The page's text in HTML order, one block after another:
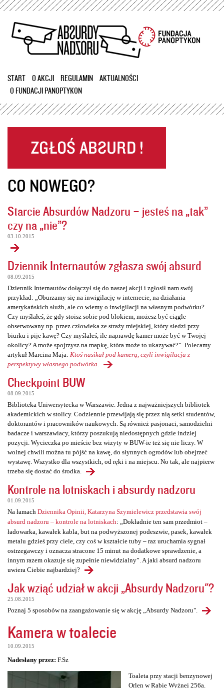
Przejdź
treści
START O AKCJI REGULAMIN
AKTUALNOŚCI
O FUNDACJI PANOPTYKON
CO NOWEGO?
Starcie Absurdów Nadzoru – jesteś na „tak”
czy na „nie”?
03.10.2015
Dziennik Internautów zgłasza swój absurd
08.09.2015
Dziennik Internautów dołączył się do naszej akcji i zgłosił nam swój
przykład: „Oburzamy się na inwigilację w internecie, na działania
amerykańskich służb, ale co wiemy o inwigilacji na własnym podwórku?
Czy myślałeś, że gdy stoisz sobie pod blokiem, możesz być ciągle
obserwowany np. przez człowieka ze straży miejskiej, który siedzi przy
biurku i pije kawę? Czy myślałeś, ile naprawdę kamer może być w Twojej
okolicy? A może spojrzysz na mapkę, która może to ukazywać?”. Polecamy
artykuł Marcina Maja: Ktoś nasikał pod kamerą, czyli inwigilacja z
perspektywy własnego podwórka
Checkpoint BUW
08.09.2015
Biblioteka Uniwersytecka w Warszawie. Jedna z najważniejszych bibliotek
akademickich w stolicy. Codziennie przewijają się przez nią setki studentów,
doktorantów i pracowników naukowych. Są również pasjonaci, samodzielni
badacze i warszawiacy, którzy poszukują niedostępnych gdzie indziej
pozycji. Wycieczka po mieście bez wizyty w BUW-ie też się nie liczy. W
wolnej chwili można tu pójść na kawę, do słynnych ogrodów lub obejrzeć
wystawę. Wszystko dla wszystkich, od ręki i na miejscu. No tak, ale najpierw
trzeba się dostać do środka.
Kontrole na lotniskach i absurdy nadzoru
01.09.2015
Na łamach Dziennika Opinii, Katarzyna Szymielewicz przedstawia swój
absurd nadzoru – kontrole na lotniskach: „Dokładnie ten sam przedmiot –
ładowarka, kawałek kabla, but na podwyższonej podeszwie, pasek, kawałek
metalu gdzieś przy ciele, czy coś w kształcie tuby – raz uruchamia sygnał
ostrzegawczy i oznacza stracone 15 minut na dodatkowe sprawdzenie, a
innym razem okazuje się zupełnie niewidzialny”. A jaki absurd nadzoru
uwiera Ciebie najbardziej?
Jak wziąć udział w akcji „Absurdy Nadzoru"?
25.08.2015
Poznaj 5 sposobów na zaangażowanie się w akcję „Absurdy Nadzoru".
Kamera w toalecie
10.09.2015
Nadesłany przez: F.Sz
Toaleta przy stacji benzynowej
Orlen w Rabie Wyżnej 256a.